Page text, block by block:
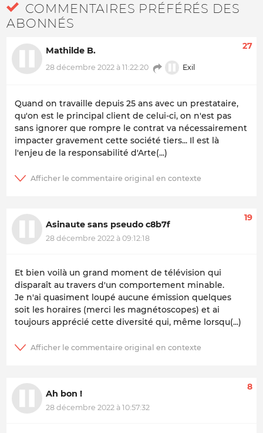
COMMENTAIRES PRÉFÉRÉS DES
ABONNÉS
Mathilde B.
28 décembre 2022 à 11:22:20 Exil
27
Quand on travaille depuis 25 ans avec un prestataire,
qu'on est le principal client de celui-ci, on n'est pas
sans ignorer que rompre le contrat va nécessairement
impacter gravement cette société tiers... Il est là
l'enjeu de la responsabilité d'Arte(...)
Asinaute sans pseudo c8b7f
28 décembre 2022 à 09:12:18
19
Et bien voilà un grand moment de télévision qui
disparaît au travers d'un comportement minable.
Je n'ai quasiment loupé aucune émission quelques
soit les horaires (merci les magnétoscopes) et ai
toujours apprécié cette diversité qui, même lorsqu(...)
Ah bon !
28 décembre 2022 à 10:57:32
8